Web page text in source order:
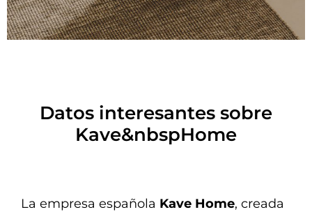
Datos interesantes sobre
Kave&nbspHome
La empresa española Kave Home, creada